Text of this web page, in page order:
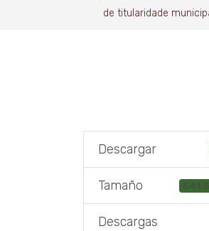
de titularidade
Descargar
Tamaño
Descargas